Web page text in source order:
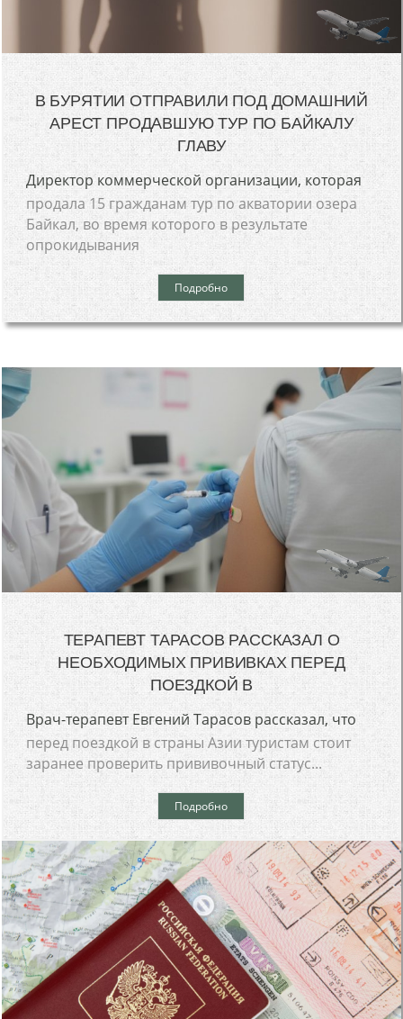
В БУРЯТИИ ОТПРАВИЛИ ПОД ДОМАШНИЙ
АРЕСТ ПРОДАВШУЮ ТУР ПО БАЙКАЛУ
ГЛАВУ
Директор коммерческой организации, которая
продала 15 гражданам тур по акватории озера
Байкал, во время которого в результате
опрокидывания
Подробно
ТЕРАПЕВТ ТАРАСОВ РАССКАЗАЛ О
НЕОБХОДИМЫХ ПРИВИВКАХ ПЕРЕД
ПОЕЗДКОЙ В
Врач-терапевт Евгений Тарасов рассказал, что
перед поездкой в страны Азии туристам стоит
заранее проверить прививочный статус...
Подробно